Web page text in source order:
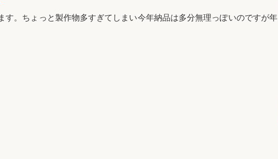
す。ちょっと製作物多すぎてしまい今年納品は多分無理っぽいのですが年